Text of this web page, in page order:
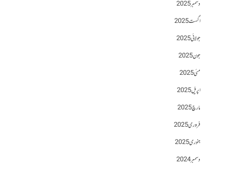
دسمبر 2025
اگست 2025
جولائی 2025
جون 2025
مئی 2025
اپریل 2025
مارچ 2025
فروری 2025
جنوری 2025
دسمبر 2024